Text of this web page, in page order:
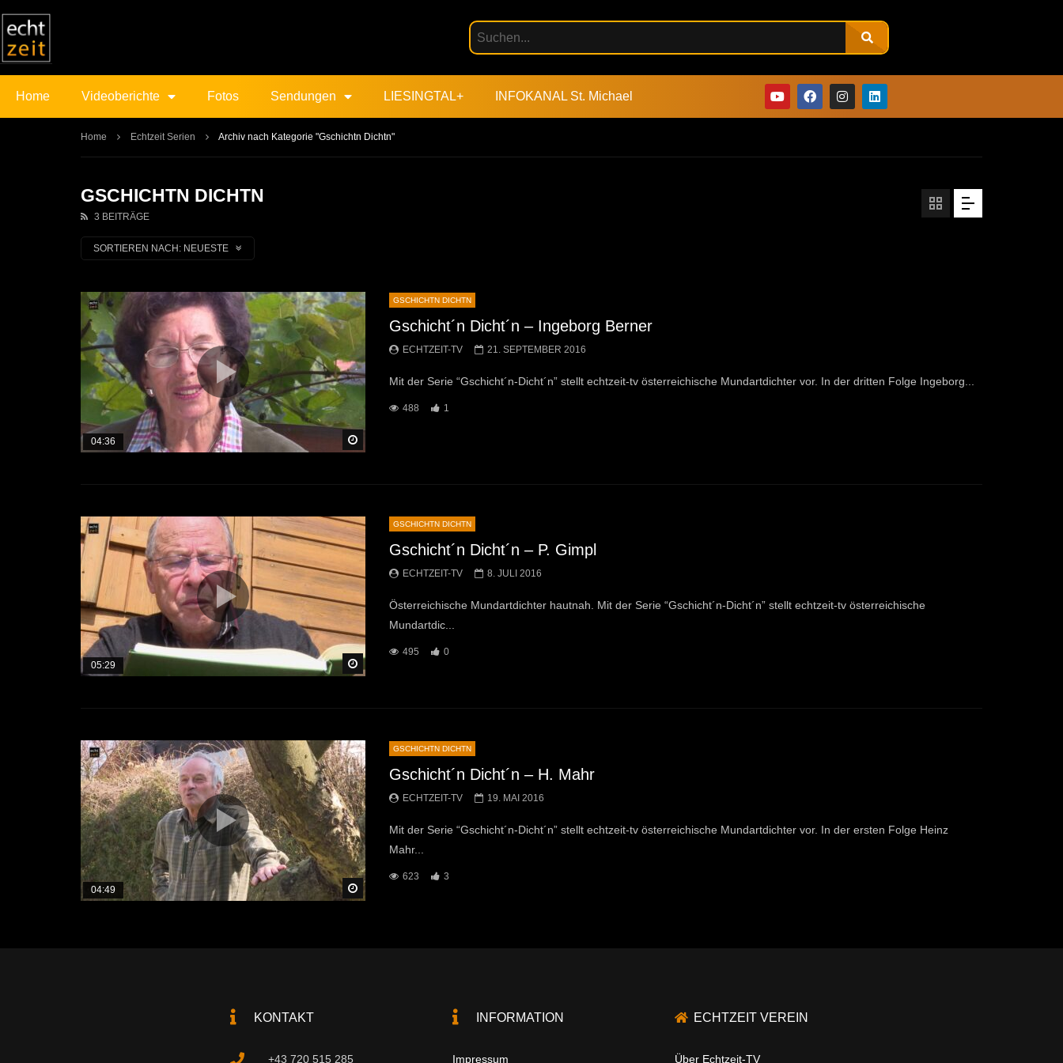
Home Videoberichte Fotos Sendungen LIESINGTAL+ INFOKANAL St. Michael
Home Echtzeit Serien Archiv nach Kategorie "Gschichtn Dichtn"
GSCHICHTN DICHTN
3 BEITRÄGE
SORTIEREN NACH: NEUESTE
04:36
GSCHICHTN DICHTN
Gschicht´n Dicht´n – Ingeborg Berner
ECHTZEIT-TV 21. SEPTEMBER 2016
Mit der Serie “Gschicht´n-Dicht´n” stellt echtzeit-tv österreichische Mundartdichter vor. In der dritten Folge Ingeborg...
488 1
05:29
GSCHICHTN DICHTN
Gschicht´n Dicht´n – P. Gimpl
ECHTZEIT-TV 8. JULI 2016
Österreichische Mundartdichter hautnah. Mit der Serie “Gschicht´n-Dicht´n” stellt echtzeit-tv österreichische
Mundartdic...
495 0
Später Ansehen
04:49
GSCHICHTN DICHTN
Gschicht´n Dicht´n – H. Mahr
ECHTZEIT-TV 19. MAI 2016
Mit der Serie “Gschicht´n-Dicht´n” stellt echtzeit-tv österreichische Mundartdichter vor. In der ersten Folge Heinz
Mahr...
623 3
KONTAKT
+43 720 515 285
INFORMATION
Impressum
ECHTZEIT VEREIN
Über Echtzeit-TV